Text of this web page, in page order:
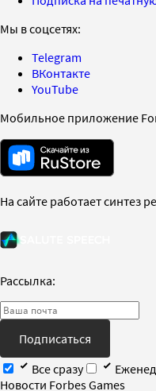
Мы в соцсетях:
Telegram
ВКонтакте
YouTube
Мобильное приложение
На сайте работает синтез
Рассылка:
Подписаться
Все сразу
Новости Forbes Games